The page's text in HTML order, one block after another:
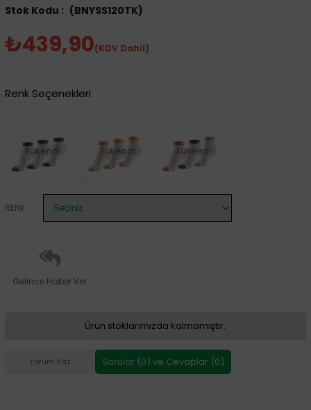
(BNYSS120TK)
₺439,90(KDV Dahil)
Renk Seçenekleri
Tükendi Tükendi Tükendi
RENK :
Gelince Haber Ver
Ürün stoklarımızda kalmamıştır.
Yorum Yaz Sorular (0) ve Cevaplar (0)